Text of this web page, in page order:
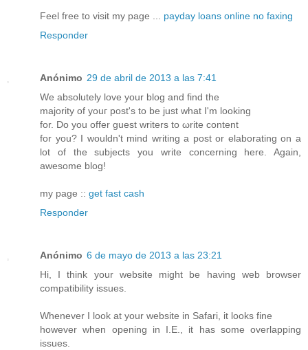
Feel free to visit my page ... payday loans online no faxing
Responder
Anónimo 29 de abril de 2013 a las 7:41
We absolutely love уour blоg and find the
majοrity of youг post's to be just what I'm looking
for. Do yοu οffer guеѕt writers to ωrite content
for you? Ι wouldn't mind writing a post or elaborating on a
lot of the subjects you write concerning here. Again,
awesome blog!
my page :: get fast cash
Responder
Anónimo 6 de mayo de 2013 a las 23:21
Hi, I think your website might be having web browser
compatibility issues.
Whenever I look at your website in Safari, it looks fine
however when opening in I.E., it has some overlapping
issues.